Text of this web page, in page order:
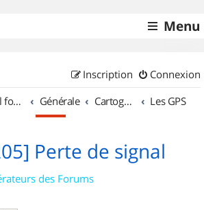
Menu
Connexion
Inscription
Accueil forum Générale Cartographie et GPS Les GPS
Perte de signal
des Forums